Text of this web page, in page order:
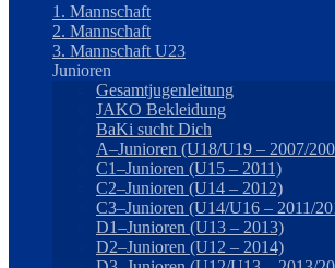
1. Mannschaft
2. Mannschaft
3. Mannschaft U23
Junioren
Gesamtjugenleitung
JAKO Bekleidung
BaKi sucht Dich
A–Junioren (U18/U19 – 2007/
C1–Junioren (U15 – 2011)
C2–Junioren (U14 – 2012)
C3–Junioren (U14/U16 – 2011/
D1–Junioren (U13 – 2013)
D2–Junioren (U12 – 2014)